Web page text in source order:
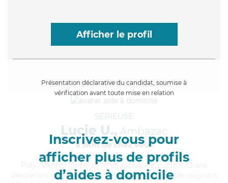
Afficher le profil
Présentation déclarative du candidat, soumise à
vérification avant toute mise en relation
Inscrivez-vous pour
afficher plus de profils
d’aides à domicile
SÉRIEUSE
Lucie U., Ambazac
à 5km de chez Vous
, coopérative et appliquée, Lucie a 23 ans
d'expérience et possède un diplôme d'Etat d'aide-soignant